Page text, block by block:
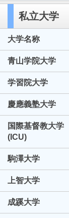
私立大学
大学名称
青山学院大学
学習院大学
慶應義塾大学
国際基督教大学
(ICU)
駒澤大学
上智大学
成蹊大学